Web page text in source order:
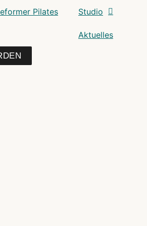
Pilates Studio
Aktuelles